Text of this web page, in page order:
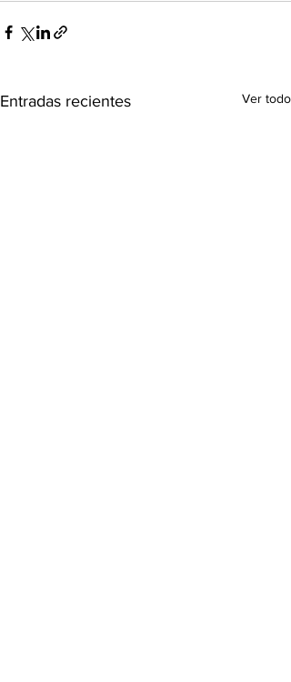
Entradas recientes Ver todo